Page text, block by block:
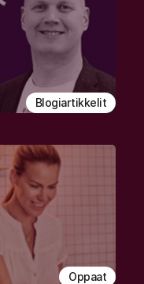
Blogiartikkelit
Oppaat